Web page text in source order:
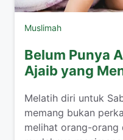
Muslimah
Belum Punya
Ajaib yang
​Melatih diri untuk
memang bukan
melihat orang-